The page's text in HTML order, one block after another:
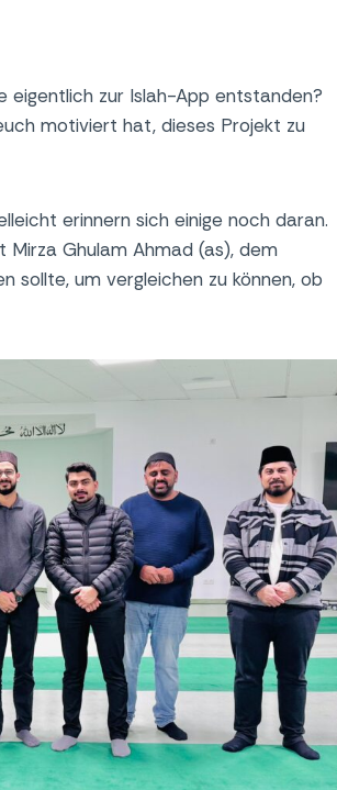
eigentlich zur Islah-App entstanden?
motiviert hat, dieses Projekt zu
erinnern sich einige noch daran.
Ghulam Ahmad (as), dem
sollte, um vergleichen zu können, ob